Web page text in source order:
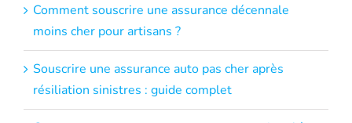
Comment souscrire une assurance décennale
moins cher pour artisans ?
Souscrire une assurance auto pas cher après
résiliation sinistres : guide complet